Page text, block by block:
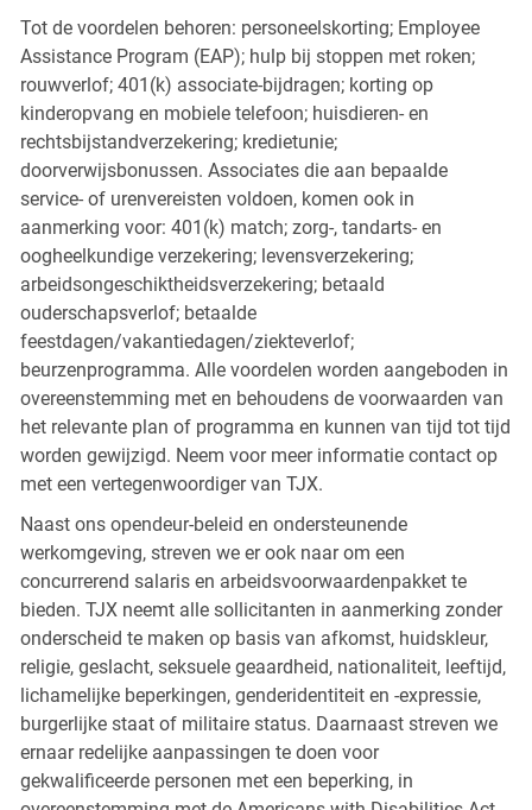
Tot de voordelen behoren: personeelskorting; Employee
Assistance Program (EAP); hulp bij stoppen met roken;
rouwverlof; 401(k) associate-bijdragen; korting op
kinderopvang en mobiele telefoon; huisdieren- en
rechtsbijstandverzekering; kredietunie;
doorverwijsbonussen. Associates die aan bepaalde
service- of urenvereisten voldoen, komen ook in
aanmerking voor: 401(k) match; zorg-, tandarts- en
oogheelkundige verzekering; levensverzekering;
arbeidsongeschiktheidsverzekering; betaald
ouderschapsverlof; betaalde
feestdagen/vakantiedagen/ziekteverlof;
beurzenprogramma. Alle voordelen worden aangeboden in
overeenstemming met en behoudens de voorwaarden van
het relevante plan of programma en kunnen van tijd tot tijd
worden gewijzigd. Neem voor meer informatie contact op
met een vertegenwoordiger van TJX.
Naast ons opendeur-beleid en ondersteunende
werkomgeving, streven we er ook naar om een
concurrerend salaris en arbeidsvoorwaardenpakket te
bieden. TJX neemt alle sollicitanten in aanmerking zonder
onderscheid te maken op basis van afkomst, huidskleur,
religie, geslacht, seksuele geaardheid, nationaliteit, leeftijd,
lichamelijke beperkingen, genderidentiteit en -expressie,
burgerlijke staat of militaire status. Daarnaast streven we
ernaar redelijke aanpassingen te doen voor
gekwalificeerde personen met een beperking, in